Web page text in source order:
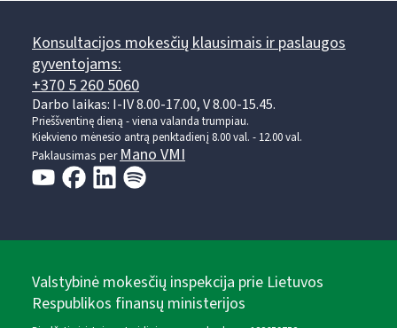
Konsultacijos mokesčių klausimais ir paslaugos
gyventojams:
+370 5 260 5060
Darbo laikas: I-IV 8.00-17.00, V 8.00-15.45.
Prieššventinę dieną - viena valanda trumpiau.
Kiekvieno mėnesio antrą penktadienį 8.00 val. - 12.00 val.
Paklausimas perMano VMI
Valstybinė mokesčių inspekcija prie Lietuvos
Respublikos finansų ministerijos